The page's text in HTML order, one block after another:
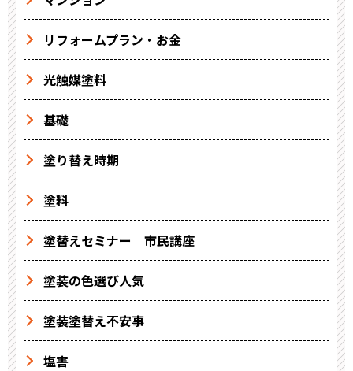
リフォームプラン・お金
光触媒塗料
基礎
塗り替え時期
塗料
塗替えセミナー 市民講座
塗装の色選び人気
塗装塗替え不安事
塩害